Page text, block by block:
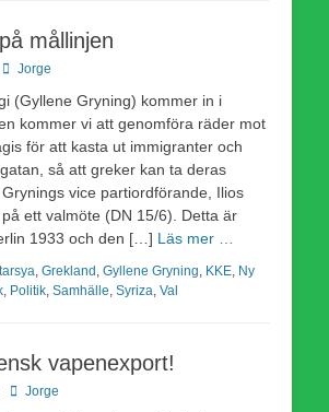
mållinjen
Författare
Jorge
(Gyllene Gryning) kommer in i
kommer vi att genomföra räder mot
för att kasta ut immigranter och
så att greker kan ta deras
Grynings vice partiordförande, Ilios
ett valmöte (DN 15/6). Detta är
1933 och den […] Läs mer …
Grekland Gyllene Gryning KKE Ny
Politik Samhälle Syriza Val
vapenexport!
Författare
Jorge